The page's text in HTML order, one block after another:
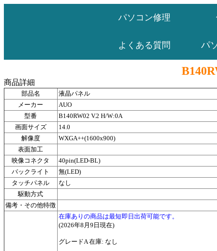
パソコン修理
よくある質問 パ
商品詳細
部品名
液晶パネル
メーカー
AUO
型番
B140RW02 V.2 H/W:0A
画面サイズ
14.0
解像度
WXGA++(1600x900)
表面加工
映像コネクタ
40pin(LED-BL)
バックライト
無(LED)
タッチパネル
なし
駆動方式
備考・その他特徴
在庫ありの商品は最短即日出荷可能です。
(2026年8月9日現在)
グレードA 在庫: なし